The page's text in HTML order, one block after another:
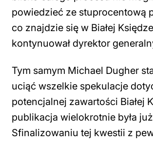
powiedzieć ze stuprocentową
co znajdzie się w Białej Księdze
kontynuował dyrektor
Tym samym Michael Dugher
uciąć wszelkie spekulacje
potencjalnej zawartości Białej
publikacja wielokrotnie była
Sfinalizowaniu tej kwestii z